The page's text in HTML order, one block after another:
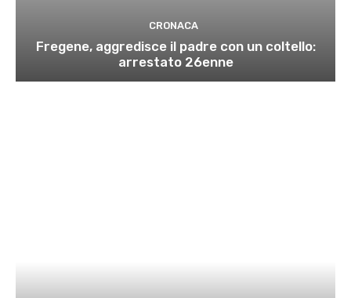
CRONACA
Fregene, aggredisce il padre con un coltello:
arrestato 26enne